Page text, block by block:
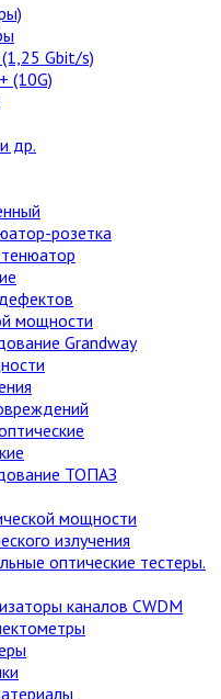
(1,25 Gbit/s)
(10G)
др.
розетка
мощности
Grandway
ТОПАЗ
мощности
излучения
оптические тестеры.
каналов CWDM